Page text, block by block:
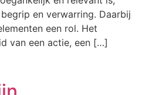
en verwarring. Daarbij
een rol. Het
van een actie, een […]